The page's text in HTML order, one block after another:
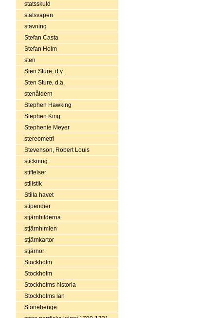
statsskuld
statsvapen
stavning
Stefan Casta
Stefan Holm
sten
Sten Sture, d.y.
Sten Sture, d.ä.
stenåldern
Stephen Hawking
Stephen King
Stephenie Meyer
stereometri
Stevenson, Robert Louis
stickning
stiftelser
stilistik
Stilla havet
stipendier
stjärnbilderna
stjärnhimlen
stjärnkartor
stjärnor
Stockholm
Stockholm
Stockholms historia
Stockholms län
Stonehenge